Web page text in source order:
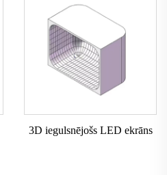
3D iegulsnējošs LED ekrāns